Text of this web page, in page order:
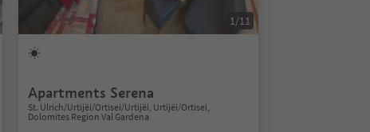
1/11
Apartments Serena
St. Ulrich/Urtijëi/Ortisei/Urtijëi, Urtijëi/Ortisei,
Dolomites Region Val Gardena